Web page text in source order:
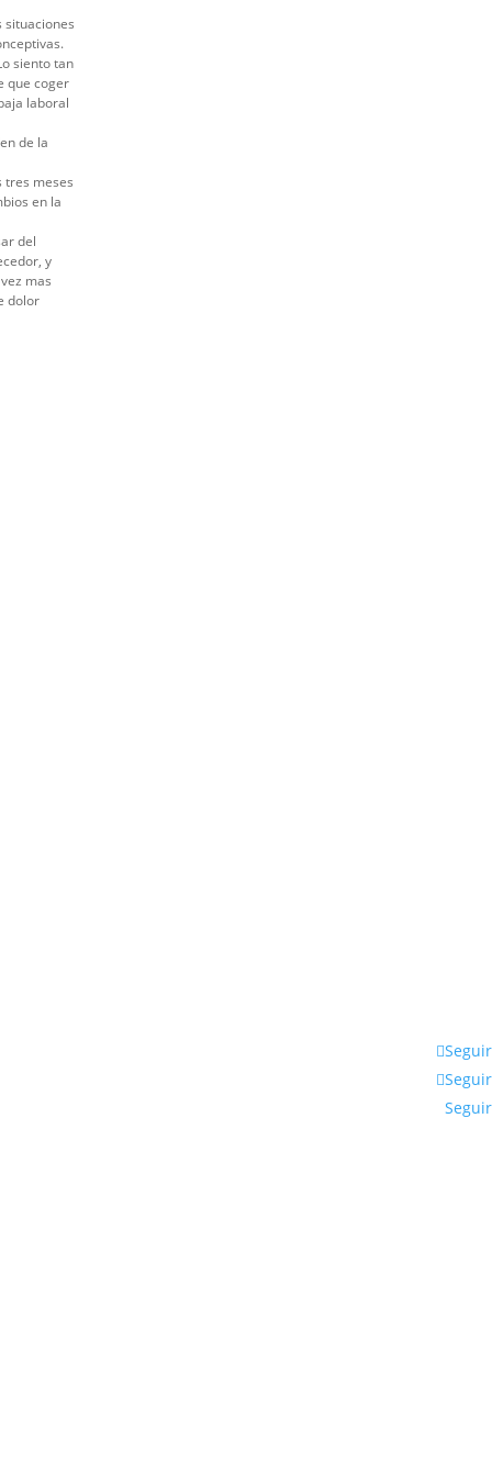
situaciones
siento tan
que coger
laboral
de la
tres meses
en la
del
y
mas
dolor
Seguir
Seguir
Seguir